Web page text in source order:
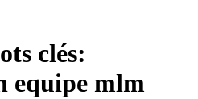
clés:
equipe mlm